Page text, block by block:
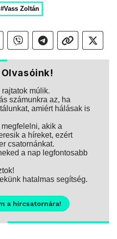
#Vass Zoltán
múlik.
számunkra az, ha
amiért hálásak is
akik a
a híreket, ezért
csatornánkat.
a nap legfontosabb
hatalmas segítség.
a hírcsatornára!